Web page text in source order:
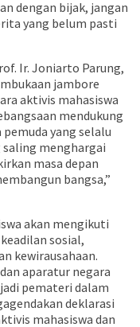
dengan bijak, jangan
yang belum pasti
Ir. Joniarto Parung,
jambore
aktivis mahasiswa
mendukung
pemuda yang selalu
saling menghargai
masa depan
bangsa,”
akan mengikuti
sosial,
kewirausahaan.
aparatur negara
pemateri dalam
deklarasi
mahasiswa dan